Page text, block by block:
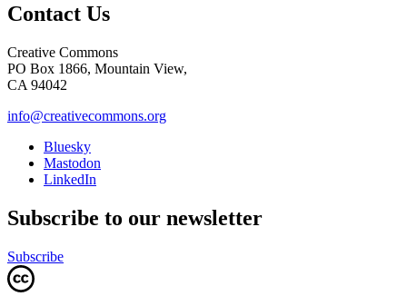
Contact Us
Creative Commons
PO Box 1866, Mountain View,
CA 94042
info@creativecommons.org
Bluesky
Mastodon
LinkedIn
Subscribe to our newsletter
Subscribe